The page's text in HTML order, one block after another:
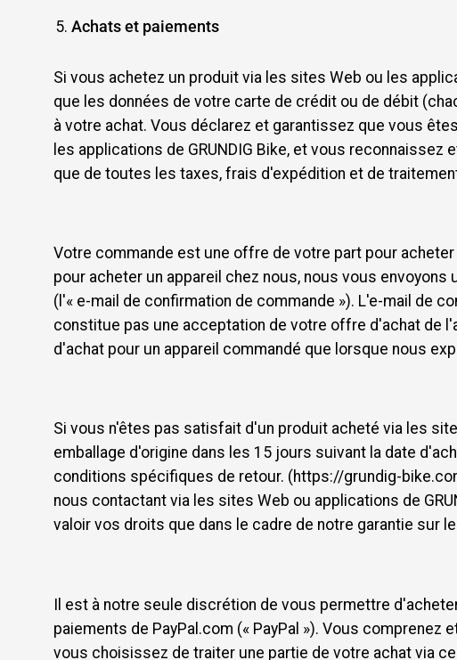
Achats et paiements
Si vous achetez un produit via les sites Web ou les
que les données de votre carte de crédit ou de débit
à votre achat. Vous déclarez et garantissez que vous
les applications de GRUNDIG Bike, et vous
que de toutes les taxes, frais d'expédition et de
Votre commande est une offre de votre part pour
pour acheter un appareil chez nous, nous vous
(l'« e-mail de confirmation de commande »). L'e-mail de
constitue pas une acceptation de votre offre d'achat de
d'achat pour un appareil commandé que lorsque nous
Si vous n'êtes pas satisfait d'un produit acheté via les
emballage d'origine dans les 15 jours suivant la date
conditions spécifiques de retour. (https://grundig-
nous contactant via les sites Web ou applications de
valoir vos droits que dans le cadre de notre garantie sur
Il est à notre seule discrétion de vous permettre
paiements de PayPal.com (« PayPal »). Vous
vous choisissez de traiter une partie de votre achat via